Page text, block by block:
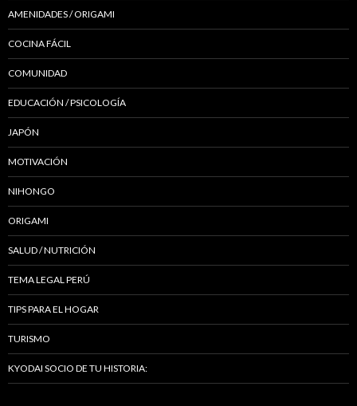
AMENIDADES / ORIGAMI
COCINA FÁCIL
COMUNIDAD
EDUCACIÓN / PSICOLOGÍA
JAPÓN
MOTIVACIÓN
NIHONGO
ORIGAMI
SALUD / NUTRICIÓN
TEMA LEGAL PERÚ
TIPS PARA EL HOGAR
TURISMO
KYODAI SOCIO DE TU HISTORIA: